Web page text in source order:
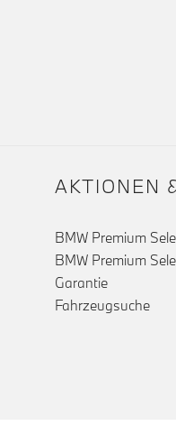
AKTIONEN
BMW Premium
BMW Premium
Garantie
Fahrzeugsuche